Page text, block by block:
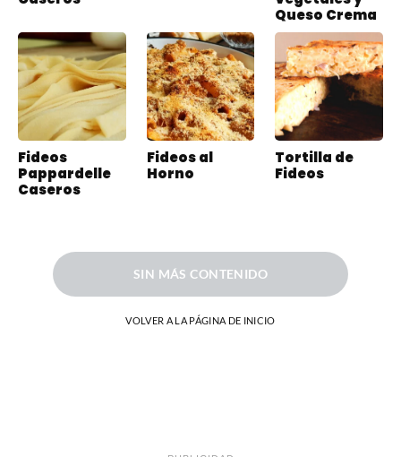
Queso Crema
Fideos
Pappardelle
Caseros
Fideos al
Horno
Tortilla de
Fideos
SIN MÁS CONTENIDO
VOLVER A LA PÁGINA DE INICIO